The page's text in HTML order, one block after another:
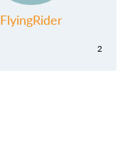
FlyingRider
2